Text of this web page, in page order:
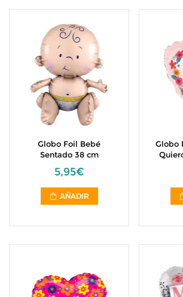
Globo Foil Bebé
Sentado 38 cm
5,95€
AÑADIR
Globo